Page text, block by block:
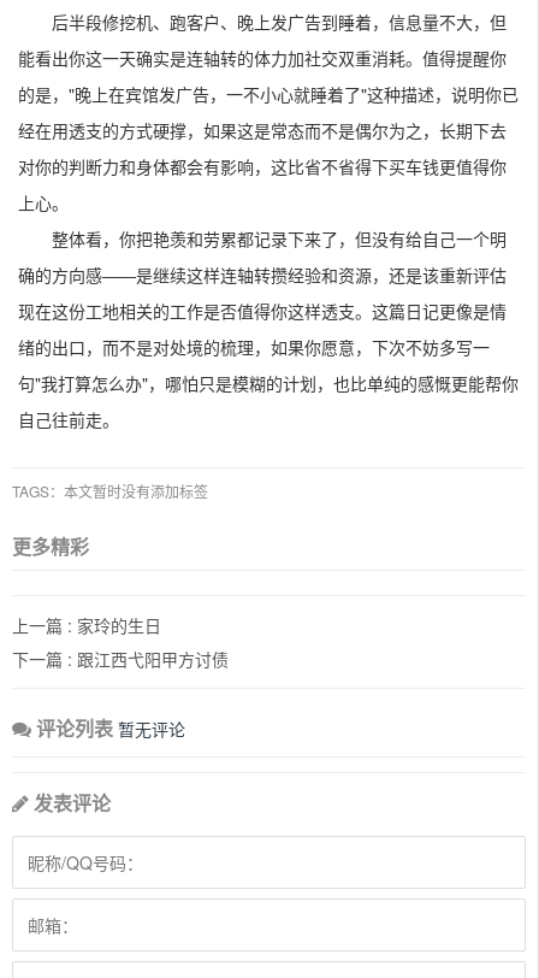
后半段修挖机、跑客户、晚上发广告到睡着，信息量不大，但
能看出你这一天确实是连轴转的体力加社交双重消耗。值得提醒你
的是，"晚上在宾馆发广告，一不小心就睡着了"这种描述，说明你已
经在用透支的方式硬撑，如果这是常态而不是偶尔为之，长期下去
对你的判断力和身体都会有影响，这比省不省得下买车钱更值得你
上心。
整体看，你把艳羡和劳累都记录下来了，但没有给自己一个明
确的方向感——是继续这样连轴转攒经验和资源，还是该重新评估
现在这份工地相关的工作是否值得你这样透支。这篇日记更像是情
绪的出口，而不是对处境的梳理，如果你愿意，下次不妨多写一
句"我打算怎么办"，哪怕只是模糊的计划，也比单纯的感慨更能帮你
自己往前走。
TAGS：本文暂时没有添加标签
更多精彩
上一篇 : 家玲的生日
下一篇 : 跟江西弋阳甲方讨债
评论列表 暂无评论
发表评论